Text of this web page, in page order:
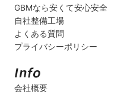
GBMなら安くて安心安全
自社整備工場
よくある質問
プライバシーポリシー
会社概要